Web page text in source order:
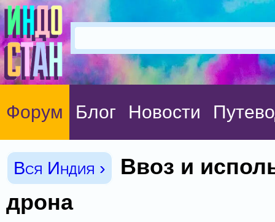
Форум Блог Новости
Вся Индия ›
Ввоз и
дрона